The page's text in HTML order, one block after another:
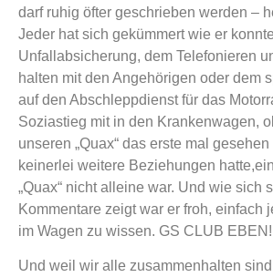
darf ruhig öfter geschrieben werden –
Jeder hat sich gekümmert wie er
Unfallabsicherung, dem Telefonieren
halten mit den Angehörigen oder dem
auf den Abschleppdienst für das
Soziastieg mit in den Krankenwagen,
unseren „Quax“ das erste mal
keinerlei weitere Beziehungen
„Quax“ nicht alleine war. Und wie sich
Kommentare zeigt war er froh, einfach
im Wagen zu wissen. GS CLUB EBEN!
Und weil wir alle zusammenhalten